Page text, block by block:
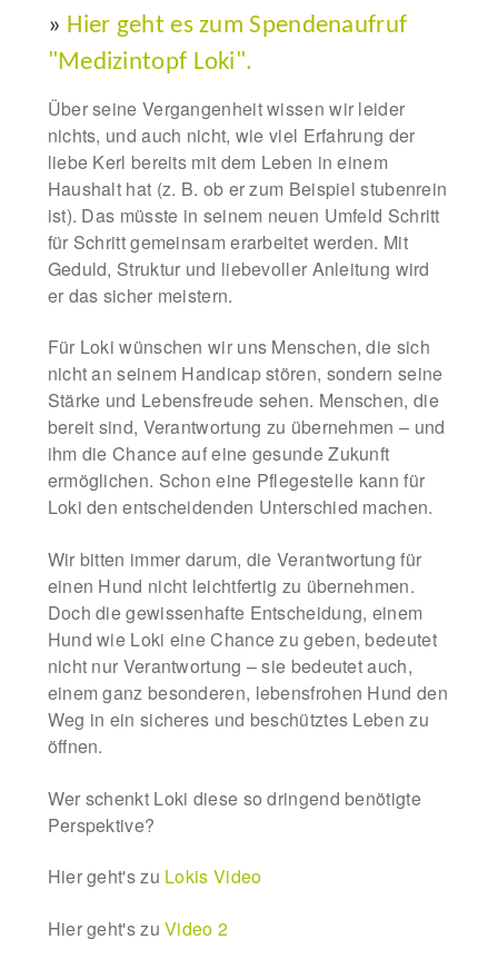
» Hier geht es zum Spendenaufruf
"Medizintopf Loki".
Über seine Vergangenheit wissen wir leider
nichts, und auch nicht, wie viel Erfahrung der
liebe Kerl bereits mit dem Leben in einem
Haushalt hat (z. B. ob er zum Beispiel stubenrein
ist). Das müsste in seinem neuen Umfeld Schritt
für Schritt gemeinsam erarbeitet werden. Mit
Geduld, Struktur und liebevoller Anleitung wird
er das sicher meistern.
Für Loki wünschen wir uns Menschen, die sich
nicht an seinem Handicap stören, sondern seine
Stärke und Lebensfreude sehen. Menschen, die
bereit sind, Verantwortung zu übernehmen – und
ihm die Chance auf eine gesunde Zukunft
ermöglichen. Schon eine Pflegestelle kann für
Loki den entscheidenden Unterschied machen.
Wir bitten immer darum, die Verantwortung für
einen Hund nicht leichtfertig zu übernehmen.
Doch die gewissenhafte Entscheidung, einem
Hund wie Loki eine Chance zu geben, bedeutet
nicht nur Verantwortung – sie bedeutet auch,
einem ganz besonderen, lebensfrohen Hund den
Weg in ein sicheres und beschütztes Leben zu
öffnen.
Wer schenkt Loki diese so dringend benötigte
Perspektive?
Hier geht's zu Lokis Video
Hier geht's zuVideo 2